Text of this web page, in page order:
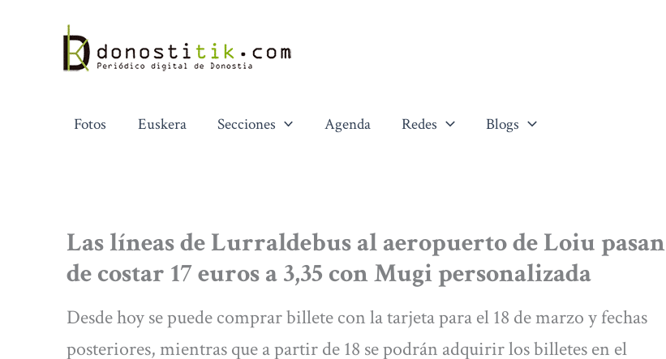
contenido
Fotos Euskera Secciones Agenda Redes Blogs
Las líneas de Lurraldebus al aeropuerto de Loiu pasan
de costar 17 euros a 3,35 con Mugi personalizada
Desde hoy se puede comprar billete con la tarjeta para el 18 de marzo y fechas
posteriores, mientras que a partir de 18 se podrán adquirir los billetes en el